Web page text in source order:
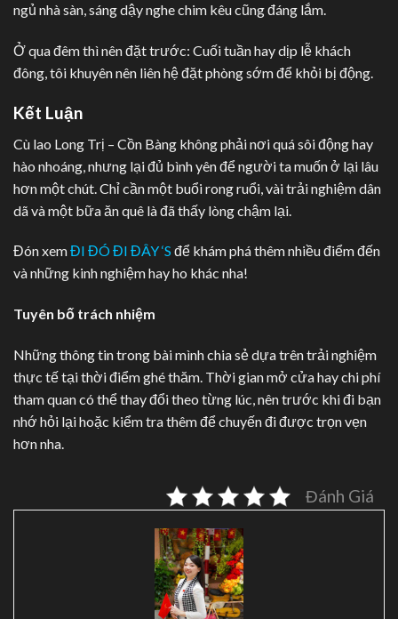
ngủ nhà sàn, sáng dậy nghe chim kêu cũng đáng lắm.
Ở qua đêm thì nên đặt trước: Cuối tuần hay dịp lễ khách
đông, tôi khuyên nên liên hệ đặt phòng sớm để khỏi bị động.
Kết Luận
Cù lao Long Trị – Cồn Bàng không phải nơi quá sôi động hay
hào nhoáng, nhưng lại đủ bình yên để người ta muốn ở lại lâu
hơn một chút. Chỉ cần một buổi rong ruổi, vài trải nghiệm dân
dã và một bữa ăn quê là đã thấy lòng chậm lại.
Đón xemĐI ĐÓ ĐI ĐÂY ‘S để khám phá thêm nhiều điểm đến
và những kinh nghiệm hay ho khác nha!
Tuyên bố trách nhiệm
Những thông tin trong bài mình chia sẻ dựa trên trải nghiệm
thực tế tại thời điểm ghé thăm. Thời gian mở cửa hay chi phí
tham quan có thể thay đổi theo từng lúc, nên trước khi đi bạn
nhớ hỏi lại hoặc kiểm tra thêm để chuyến đi được trọn vẹn
hơn nha.
Đánh Giá